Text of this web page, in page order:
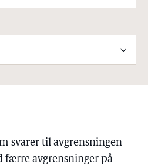
svarer til avgrensningen
færre avgrensninger på